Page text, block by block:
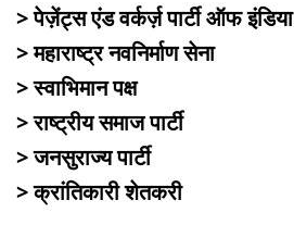
> पेज़ेंट्स एंड वर्कर्ज़ पार्टी ऑफ इंडिया
> महाराष्ट्र नवनिर्माण सेना
> स्वाभिमान पक्ष
> राष्ट्रीय समाज पार्टी
> जनसुराज्य पार्टी
> क्रांतिकारी शेतकरी